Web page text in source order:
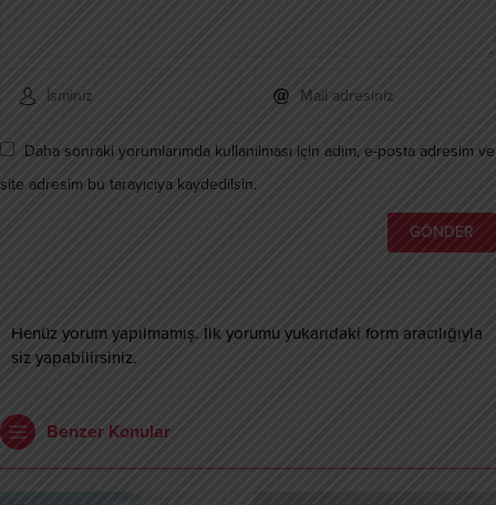
Daha sonraki yorumlarımda kullanılması için adım, e-posta adresim ve
site adresim bu tarayıcıya kaydedilsin.
Henüz yorum yapılmamış. İlk yorumu yukarıdaki form aracılığıyla
siz yapabilirsiniz.
Benzer Konular